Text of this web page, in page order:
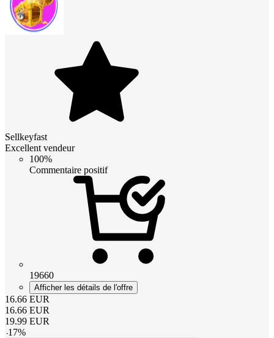
Sellkeyfast
Excellent vendeur
100%
Commentaire positif
19660
Afficher les détails de l'offre
16.66 EUR
16.66 EUR
19.99 EUR
-17%